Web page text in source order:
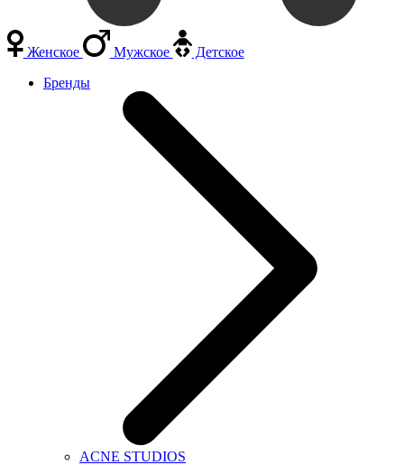
Женское Мужское
Детское
Бренды
ACNE STUDIOS